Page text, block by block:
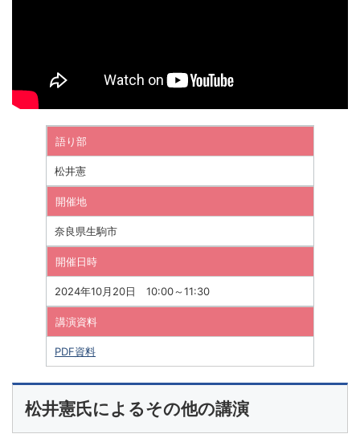
語り部
松井憲
開催地
奈良県生駒市
開催日時
2024年10月20日 10:00～11:30
講演資料
PDF資料
松井憲氏によるその他の講演